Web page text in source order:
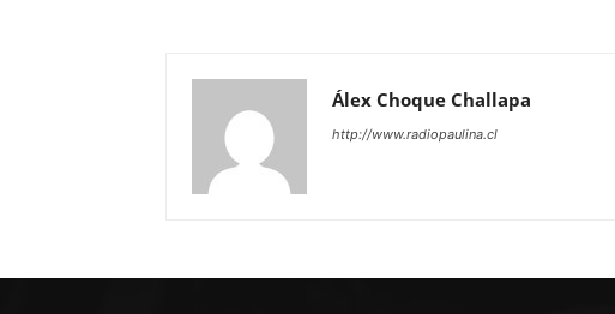
Álex Choque Challapa
http://www.radiopaulina.cl